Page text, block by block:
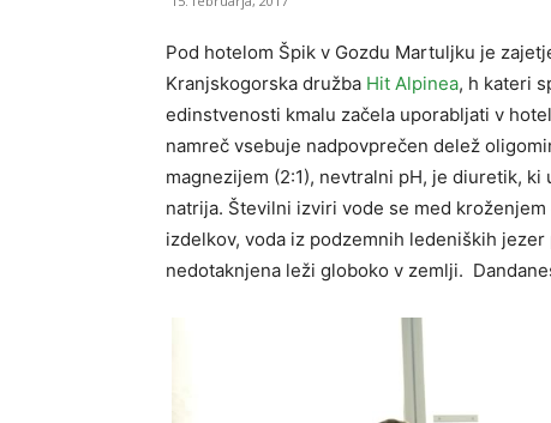
Pod hotelom Špik v Gozdu Martuljku je
Kranjskogorska družba Hit Alpinea, h kateri
edinstvenosti kmalu začela uporabljati v
namreč vsebuje nadpovprečen delež
magnezijem (2:1), nevtralni pH, je diuretik,
natrija. Številni izviri vode se med
izdelkov, voda iz podzemnih ledeniških
nedotaknjena leži globoko v zemlji.